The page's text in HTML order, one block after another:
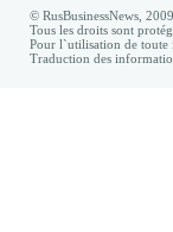
© RusBusinessNews, 2009.
Tous les droits sont
Pour l`utilisation de toute
Traduction des